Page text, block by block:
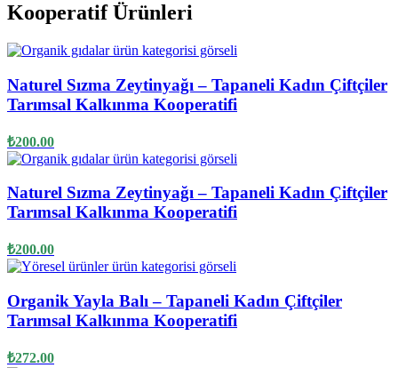
Kooperatif Ürünleri
Naturel Sızma Zeytinyağı – Tapaneli Kadın Çiftçiler
Tarımsal Kalkınma Kooperatifi
₺200.00
Naturel Sızma Zeytinyağı – Tapaneli Kadın Çiftçiler
Tarımsal Kalkınma Kooperatifi
₺200.00
Organik Yayla Balı – Tapaneli Kadın Çiftçiler
Tarımsal Kalkınma Kooperatifi
₺272.00